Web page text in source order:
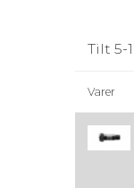
Tilt 5-
Varer